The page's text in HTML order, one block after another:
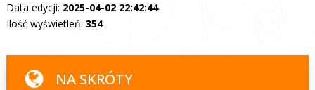
Data edycji: 2025-04-02 22:42:44
Ilość wyświetleń: 354
NA SKRÓTY